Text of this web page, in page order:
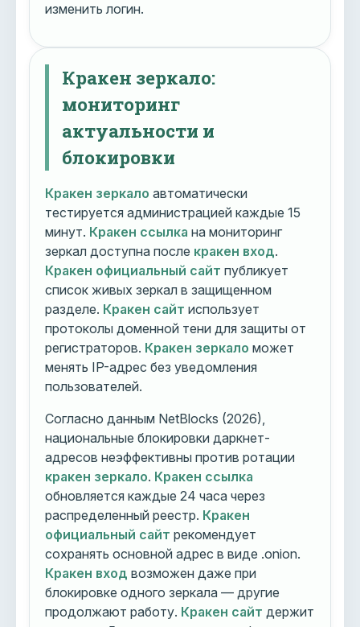
изменить логин.
Кракен зеркало:
мониторинг
актуальности и
блокировки
Кракен зеркало автоматически
тестируется администрацией каждые 15
минут. Кракен ссылка на мониторинг
зеркал доступна после кракен вход.
Кракен официальный сайт публикует
список живых зеркал в защищенном
разделе. Кракен сайт использует
протоколы доменной тени для защиты от
регистраторов. Кракен зеркало может
менять IP-адрес без уведомления
пользователей.
Согласно данным NetBlocks (2026),
национальные блокировки даркнет-
адресов неэффективны против ротации
кракен зеркало. Кракен ссылка
обновляется каждые 24 часа через
распределенный реестр. Кракен
официальный сайт рекомендует
сохранять основной адрес в виде .onion.
Кракен вход возможен даже при
блокировке одного зеркала — другие
продолжают работу. Кракен сайт держит